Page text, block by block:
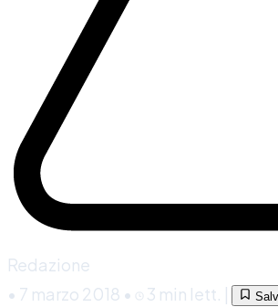
Redazione
• 7 marzo 2018 • 3 min lett. |